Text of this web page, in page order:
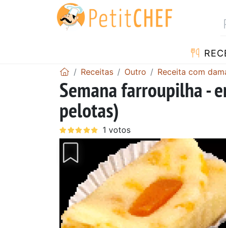
Receitas Outro Receita com
Semana farroupilha -
pelotas)